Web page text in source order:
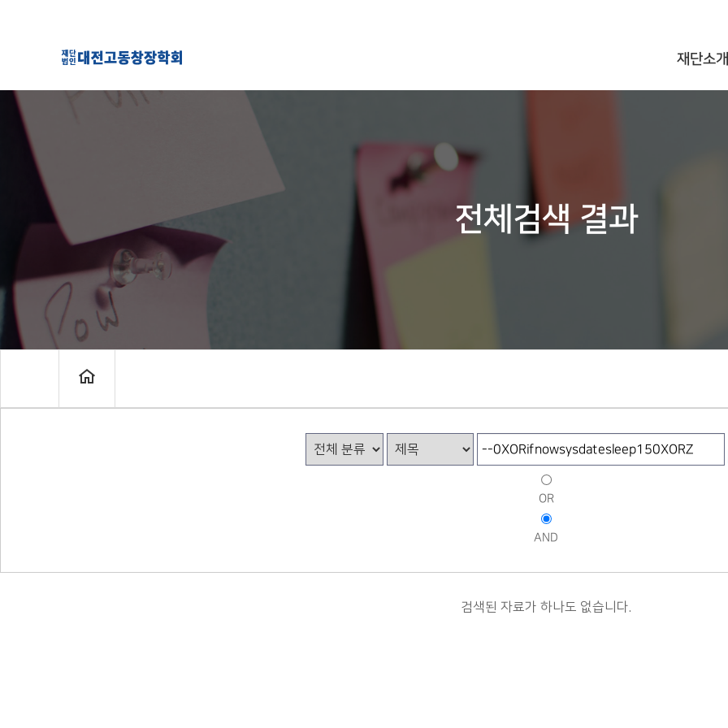
재단소
전체검색 결과
OR
AND
검색된 자료가 하나도 없습니다.